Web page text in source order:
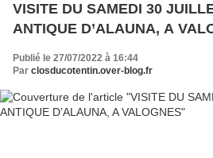
VISITE DU SAMEDI 30
ANTIQUE D’ALAUNA, A
Publié le 27/07/2022 à 16:44
Par closducotentin.over-blog.fr